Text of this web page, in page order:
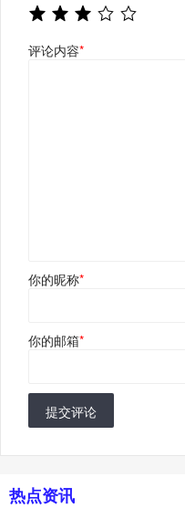
评论内容*
你的昵称*
你的邮箱*
提交评论
热点资讯